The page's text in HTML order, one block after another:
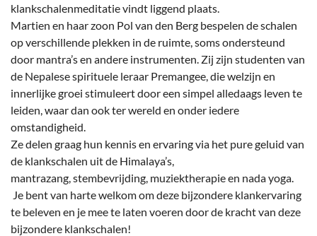
klankschalenmeditatie vindt liggend plaats.
Martien en haar zoon Pol van den Berg bespelen de schalen
op verschillende plekken in de ruimte, soms ondersteund
door mantra’s en andere instrumenten. Zij zijn studenten van
de Nepalese spirituele leraar Premangee, die welzijn en
innerlijke groei stimuleert door een simpel alledaags leven te
leiden, waar dan ook ter wereld en onder iedere
omstandigheid.
Ze delen graag hun kennis en ervaring via het pure geluid van
de klankschalen uit de Himalaya’s,
mantrazang, stembevrijding, muziektherapie en nada yoga.
Je bent van harte welkom om deze bijzondere klankervaring
te beleven en je mee te laten voeren door de kracht van deze
bijzondere klankschalen!